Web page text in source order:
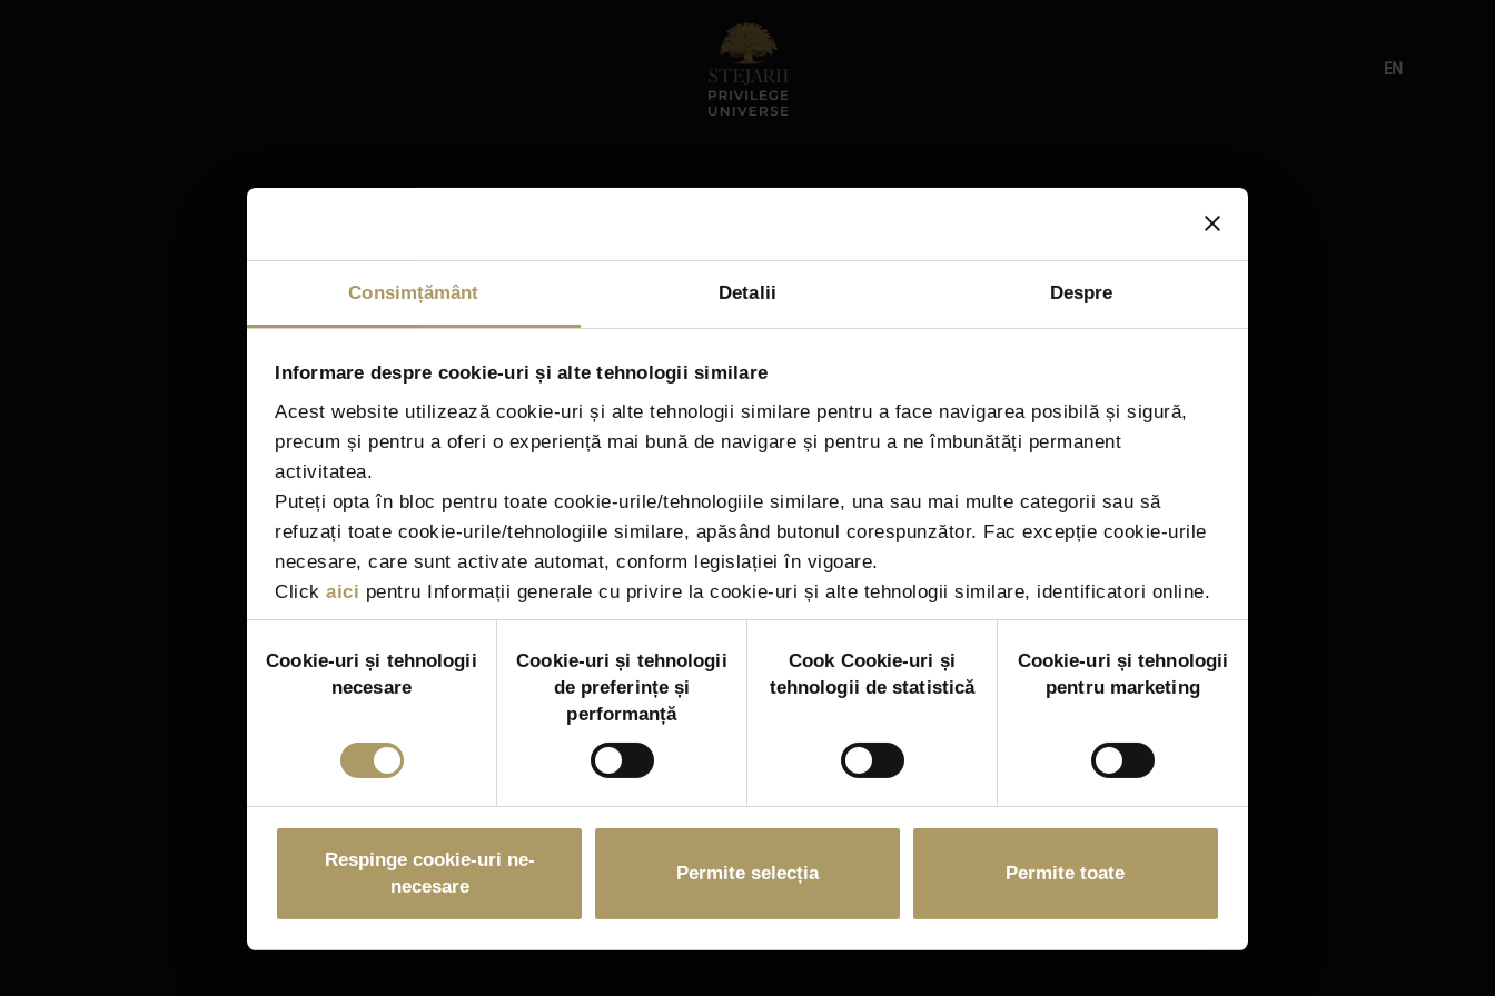
Consimțământ Detalii Despre
Informare despre cookie-uri și alte tehnologii similare
Acest website utilizează cookie-uri și alte tehnologii similare pentru a face navigarea posibilă și sigură,
precum și pentru a oferi o experiență mai bună de navigare și pentru a ne îmbunătăți permanent
activitatea.
Puteți opta în bloc pentru toate cookie-urile/tehnologiile similare, una sau mai multe categorii sau să
refuzați toate cookie-urile/tehnologiile similare, apăsând butonul corespunzător. Fac excepție cookie-urile
necesare, care sunt activate automat, conform legislației în vigoare.
Clickaici pentru Informații generale cu privire la cookie-uri și alte tehnologii similare, identificatori online.
consimțământului
Cookie-uri și tehnologii
necesare
Cookie-uri și tehnologii
de preferințe și
performanță
Cook Cookie-uri și
tehnologii de statistică
Cookie-uri și tehnologii
pentru marketing
Respinge cookie-uri ne-
necesare
Permite selecția Permite toate
EN
Thank you for your interest, the registrations are now closed.
+40 755 128 128